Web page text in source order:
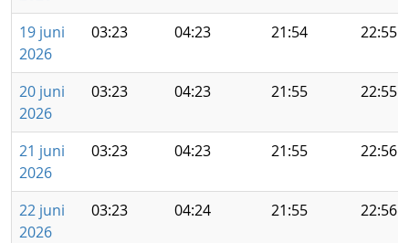
19 juni
2026
03:23 04:23 21:54 22:55
20 juni
2026
03:23 04:23 21:55 22:55
21 juni
2026
03:23 04:23 21:55 22:56
22 juni
2026
03:23 04:24 21:55 22:56